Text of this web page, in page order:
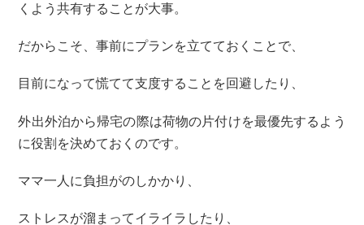
くよう共有することが大事。
だからこそ、事前にプランを立てておくことで、
目前になって慌てて支度することを回避したり、
外出外泊から帰宅の際は荷物の片付けを最優先するよう
に役割を決めておくのです。
ママ一人に負担がのしかかり、
ストレスが溜まってイライラしたり、